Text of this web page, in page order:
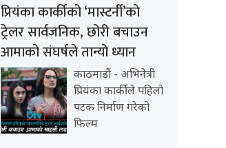
प्रियंका कार्कीको ‘मास्टर्नी’को
ट्रेलर सार्वजनिक, छोरी बचाउन
आमाको संघर्षले तान्यो ध्यान
काठमाडौं - अभिनेत्री
प्रियंका कार्कीले पहिलो
पटक निर्माण गरेको
फिल्म